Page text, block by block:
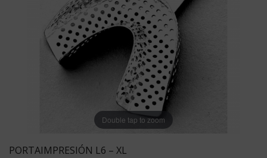
Double tap to zoom
PORTAIMPRESIÓN L6 – XL